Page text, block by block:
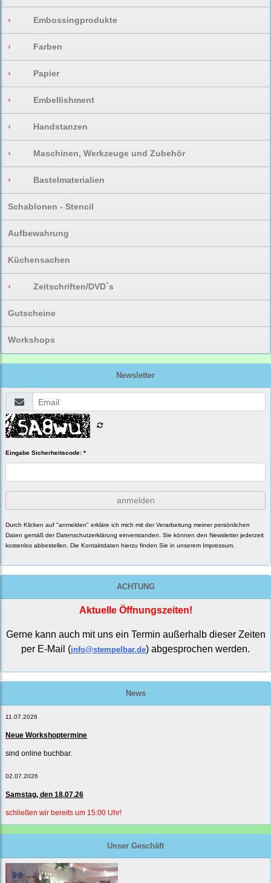
› Embossingprodukte
› Farben
› Papier
› Embellishment
› Handstanzen
› Maschinen, Werkzeuge und Zubehör
› Bastelmaterialien
Schablonen - Stencil
Aufbewahrung
Küchensachen
› Zeitschriften/DVD`s
Gutscheine
Workshops
Newsletter
Eingabe Sicherheitscode: *
anmelden
Durch Klicken auf "anmelden" erkläre ich mich mit der Verarbeitung meiner persönlichen
Daten gemäß der Datenschutzerklärung einverstanden. Sie können den Newsletter jederzeit
kostenlos abbestellen. Die Kontaktdaten hierzu finden Sie in unserem Impressum.
ACHTUNG
Aktuelle Öffnungszeiten!
Gerne kann auch mit uns ein Termin außerhalb dieser Zeiten
per E-Mail (info@stempelbar.de) abgesprochen werden.
News
11.07.2026
Neue Workshoptermine
sind online buchbar.
02.07.2026
Samstag, den 18.07.26
schließen wir bereits um 15:00 Uhr!
Unser Geschäft